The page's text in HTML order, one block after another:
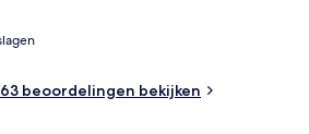
beoordelingen bekijken